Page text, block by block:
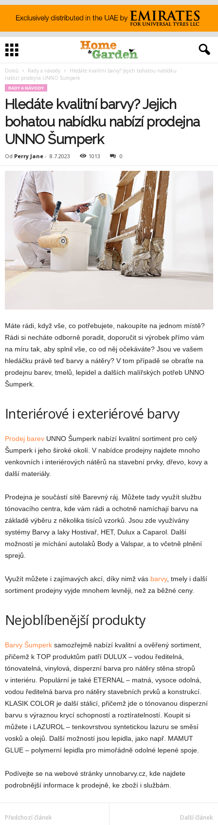
Domů Rady a návody
Hledáte kvalitní barvy? Jejich bohatou nabídku
nabízí prodejna UNNO Šumperk
RADY A NÁVODY
Hledáte kvalitní barvy? Jejich
bohatou nabídku nabízí prodejna
UNNO Šumperk
Od Perry Jane - 8.7.2023 1013 0
Máte rádi, když vše, co potřebujete, nakoupíte na jednom místě?
Rádi si necháte odborně poradit, doporučit si výrobek přímo vám
na míru tak, aby splnil vše, co od něj očekáváte? Jsou ve vašem
hledáčku právě teď barvy a nátěry? V tom případě se obraťte na
prodejnu barev, tmelů, lepidel a dalších malířských potřeb UNNO
Šumperk.
Interiérové i exteriérové barvy
Prodej barev UNNO Šumperk nabízí kvalitní sortiment pro celý
Šumperk i jeho široké okolí. V nabídce prodejny najdete mnoho
venkovních i interiérových nátěrů na stavební prvky, dřevo, kovy a
další materiály.
Prodejna je součástí sítě Barevný ráj. Můžete tady využít službu
tónovacího centra, kde vám rádi a ochotně namíchají barvu na
základě výběru z několika tisíců vzorků. Jsou zde využívány
systémy Barvy a laky Hostivař, HET, Dulux a Caparol. Další
možností je míchání autolaků Body a Valspar, a to včetně plnění
sprejů.
Využít můžete i zajímavých akcí, díky nimž vás barvy, tmely i další
sortiment prodejny vyjde mnohem levněji, než za běžné ceny.
Nejoblíbenější produkty
Barvy Šumperk samozřejmě nabízí kvalitní a ověřený sortiment,
přičemž k TOP produktům patří DULUX – vodou ředitelná,
tónovatelná, vinylová, disperzní barva pro nátěry stěna stropů
v interiéru. Populární je také ETERNAL – matná, vysoce odolná,
vodou ředitelná barva pro nátěry stavebních prvků a konstrukcí.
KLASIK COLOR je další stálicí, přičemž jde o tónovanou disperzní
barvu s výraznou krycí schopností a roztíratelností. Koupit si
můžete i LAZUROL – tenkovrstvou syntetickou lazuru se směsí
vosků a olejů. Další možností jsou lepidla, jako např. MAMUT
GLUE – polymerní lepidla pro mimořádně odolné lepené spoje.
Podívejte se na webové stránky unnobarvy.cz, kde najdete
podrobnější informace k prodejně, ke zboží i službám.
Předchozí článek Další článek